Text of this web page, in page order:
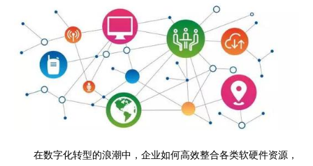
在数字化转型的浪潮中，企业如何高效整合各类软硬件资源，